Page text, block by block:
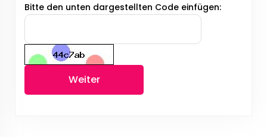
Bitte den unten dargestellten Code einfügen:
Weiter